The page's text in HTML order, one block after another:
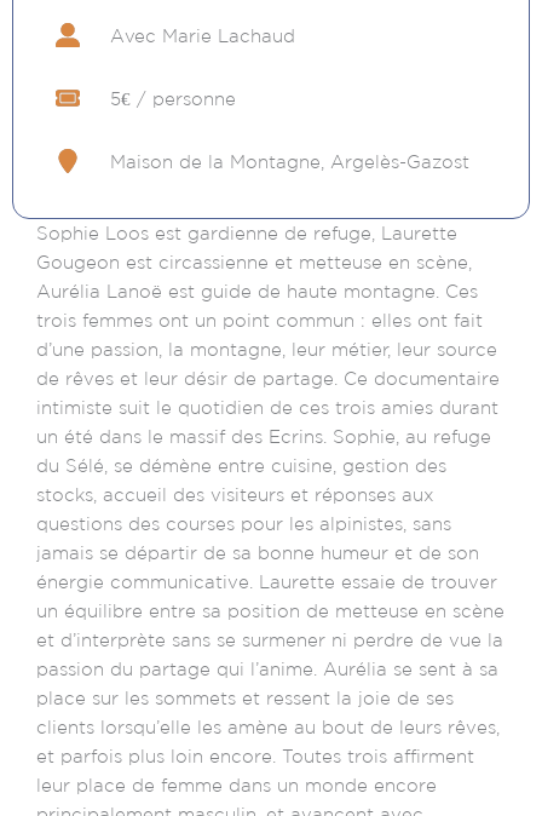
Avec Marie Lachaud
5€ / personne
Maison de la Montagne, Argelès-Gazost
Sophie Loos est gardienne de refuge, Laurette
Gougeon est circassienne et metteuse en scène,
Aurélia Lanoë est guide de haute montagne. Ces
trois femmes ont un point commun : elles ont fait
d’une passion, la montagne, leur métier, leur source
de rêves et leur désir de partage. Ce documentaire
intimiste suit le quotidien de ces trois amies durant
un été dans le massif des Ecrins. Sophie, au refuge
du Sélé, se démène entre cuisine, gestion des
stocks, accueil des visiteurs et réponses aux
questions des courses pour les alpinistes, sans
jamais se départir de sa bonne humeur et de son
énergie communicative. Laurette essaie de trouver
un équilibre entre sa position de metteuse en scène
et d’interprète sans se surmener ni perdre de vue la
passion du partage qui l’anime. Aurélia se sent à sa
place sur les sommets et ressent la joie de ses
clients lorsqu’elle les amène au bout de leurs rêves,
et parfois plus loin encore. Toutes trois affirment
leur place de femme dans un monde encore